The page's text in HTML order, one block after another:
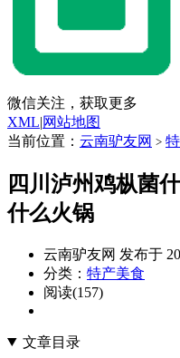
微信关注，获取更多
XML|网站地图
当前位置： 云南驴友网 >
四川泸州鸡枞菌
什么火锅
云南驴友网 发布于
分类： 特产美食
阅读(157)
文章目录